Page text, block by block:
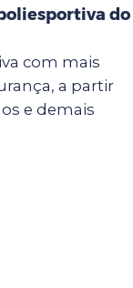
do
com mais
a partir
e demais